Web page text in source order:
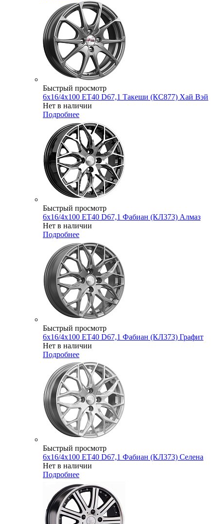
Быстрый просмотр
6x16/4x100 ET40 D67,1 Такеши (КС877) Хай Вэй
Нет в наличии
Подробнее
Быстрый просмотр
6x16/4x100 ET40 D67,1 Фабиан (КЛ373) Алмаз
Нет в наличии
Подробнее
Быстрый просмотр
6x16/4x100 ET40 D67,1 Фабиан (КЛ373) Графит
Нет в наличии
Подробнее
Быстрый просмотр
6x16/4x100 ET40 D67,1 Фабиан (КЛ373) Селена
Нет в наличии
Подробнее